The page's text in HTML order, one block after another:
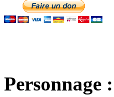
Personnage :